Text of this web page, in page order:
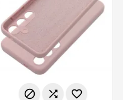
  